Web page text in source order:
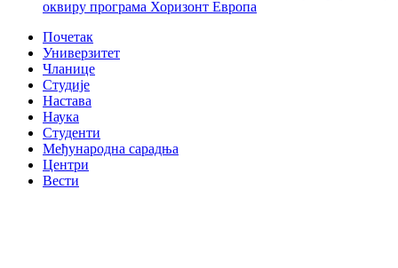
оквиру програма Хоризонт Европа
Почетак
Универзитет
Чланице
Студије
Настава
Наука
Студенти
Међународна сарадња
Центри
Вести